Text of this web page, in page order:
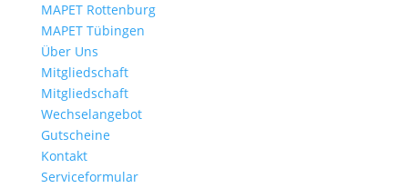
MAPET Rottenburg
MAPET Tübingen
Über Uns
Mitgliedschaft
Mitgliedschaft
Wechselangebot
Gutscheine
Kontakt
Serviceformular